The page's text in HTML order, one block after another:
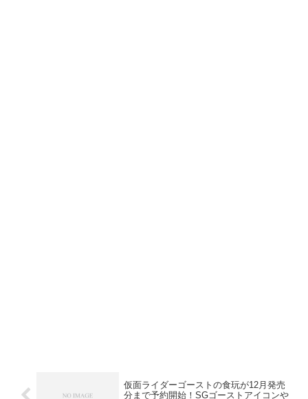
仮面ライダーゴーストの食玩が12月発売
分まで予約開始！SGゴーストアイコンや